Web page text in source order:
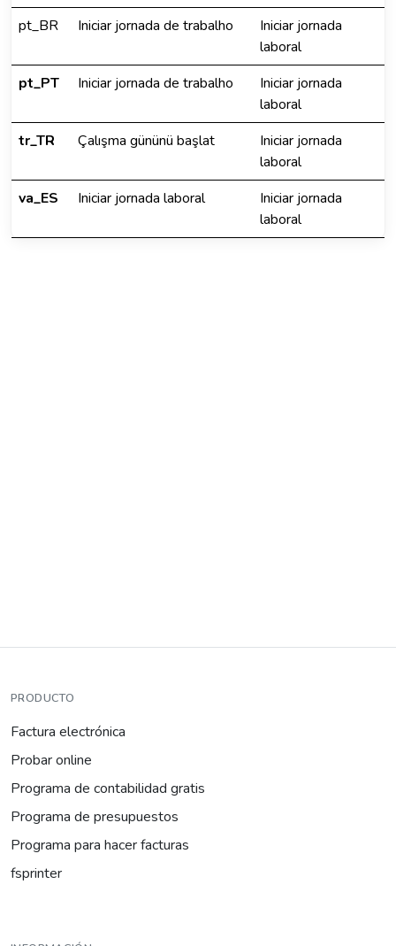
pt_BR
Iniciar jornada de trabalho
Iniciar jornada
laboral
pt_PT
Iniciar jornada de trabalho
Iniciar jornada
laboral
tr_TR
Çalışma gününü başlat
Iniciar jornada
laboral
va_ES
Iniciar jornada laboral
Iniciar jornada
laboral
PRODUCTO
Factura electrónica
Probar online
Programa de contabilidad gratis
Programa de presupuestos
Programa para hacer facturas
fsprinter